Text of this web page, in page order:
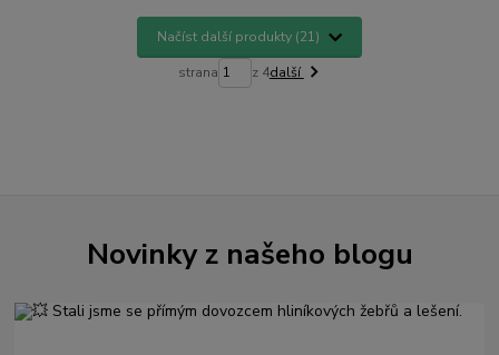
Načíst další produkty (21)
strana z 4další
Novinky z našeho blogu